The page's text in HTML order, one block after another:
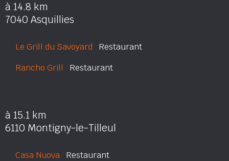
à 14.8 km
7040 Asquillies
Le Grill du Savoyard Restaurant
Rancho Grill Restaurant
à 15.1 km
6110 Montigny-le-Tilleul
Casa Nuova Restaurant